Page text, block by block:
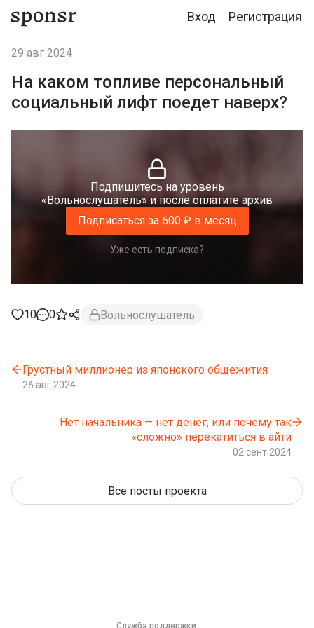
Вход Регистрация
29 авг 2024
На каком топливе персональный
социальный лифт поедет наверх?
Подпишитесь на уровень
«Вольнослушатель» и после оплатите архив
Подписаться за 600 ₽ в месяц
Уже есть подписка?
10 0 Вольнослушатель
Грустный миллионер из японского общежития
26 авг 2024
Нет начальника — нет денег, или почему так
«сложно» перекатиться в айти
02 сент 2024
Все посты проекта
Служба поддержки: